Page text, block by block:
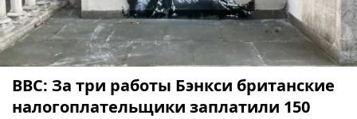
ВВС: За три работы Бэнкси британские
налогоплательщики заплатили 150